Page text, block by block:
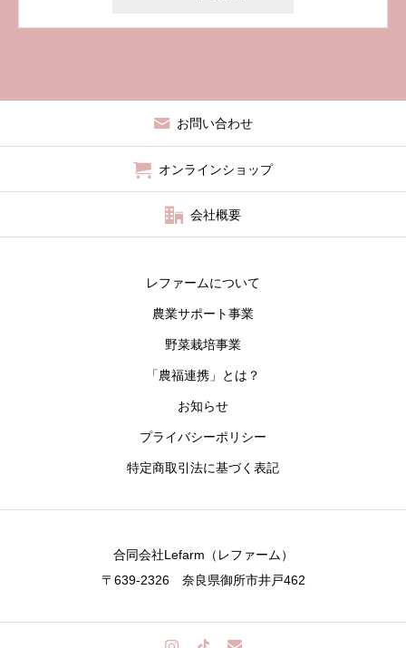
お問い合わせ
オンラインショップ
会社概要
レファームについて
農業サポート事業
野菜栽培事業
「農福連携」とは？
お知らせ
プライバシーポリシー
特定商取引法に基づく表記
合同会社Lefarm（レファーム）
〒639-2326 奈良県御所市井戸462